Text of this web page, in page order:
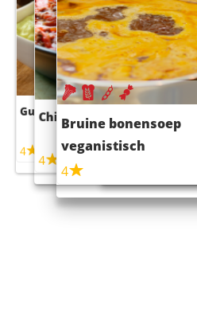
Guacamole
4
Chili con carne
4
Bruine bonensoep
veganistisch
4
Sushi rijstsalade
maaltijdsalade
4